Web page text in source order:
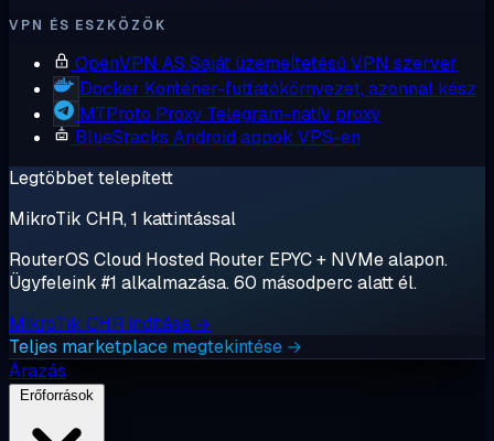
VPN ÉS ESZKÖZÖK
OpenVPN AS Saját üzemeltetésű VPN szerver
Docker Konténer-futtatókörnyezet, azonnal kész
MTProto Proxy Telegram-natív proxy
BlueStacks Android appok VPS-en
Legtöbbet telepített
MikroTik CHR, 1 kattintással
RouterOS Cloud Hosted Router EPYC + NVMe alapon.
Ügyfeleink #1 alkalmazása. 60 másodperc alatt él.
MikroTik CHR indítása →
Teljes marketplace megtekintése →
Árazás